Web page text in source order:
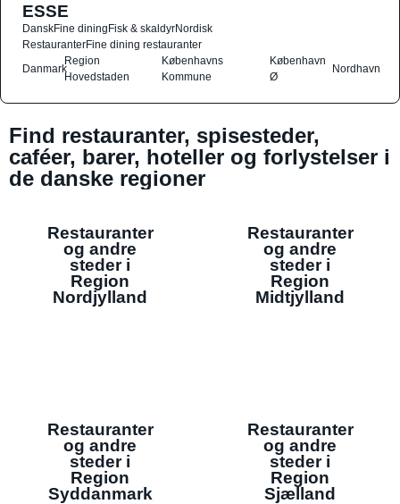
ESSE
DanskFine diningFisk & skaldyrNordisk
RestauranterFine dining restauranter
Danmark
Region
Hovedstaden
Københavns
Kommune
København
Ø
Nordhavn
Find restauranter, spisesteder,
caféer, barer, hoteller og forlystelser i
de danske regioner
Restauranter
og andre
steder i
Region
Nordjylland
Restauranter
og andre
steder i
Region
Midtjylland
Restauranter
og andre
steder i
Region
Syddanmark
Restauranter
og andre
steder i
Region
Sjælland